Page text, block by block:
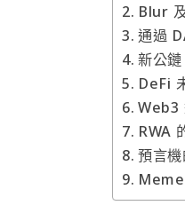
Blur
通過
新公鏈
DeFi
Web3
RWA
預言
Meme